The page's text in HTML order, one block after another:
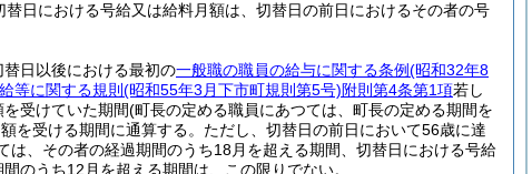
日における号給又は給料月額は、切替日の前日におけるその者の号
日以後における最初の一般職の職員の給与に関する条例(昭和32年8
等に関する規則 (昭和55年3月下市町規則第5号)附則第4条第1項若し
受けていた期間(町長の定める職員にあつては、町長の定める期間を
を受ける期間に通算する。 ただし、切替日の前日において56歳に達
、その者の経過期間のうち18月を超える期間、切替日における号給
のうち12月を超える期間は、この限りでない。